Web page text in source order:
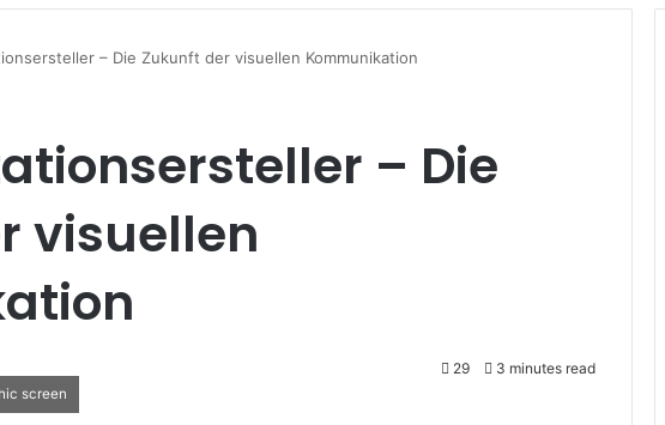
– Die Zukunft der visuellen Kommunikation
– Die
visuellen
29 3 minutes read
screen